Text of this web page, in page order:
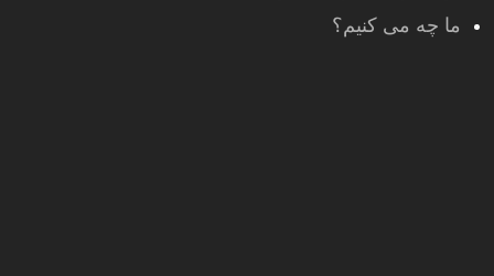
ما چه می کنیم؟